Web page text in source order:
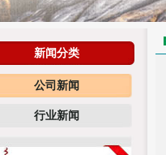
新闻分类
公司新闻
行业新闻